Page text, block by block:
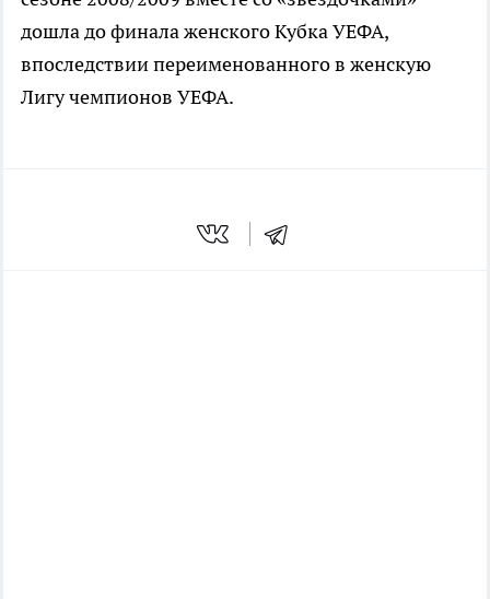
дошла до финала женского Кубка УЕФА,
впоследствии переименованного в женскую
Лигу чемпионов УЕФА.